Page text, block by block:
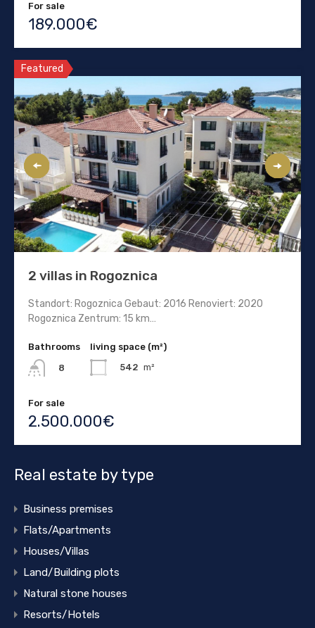
For sale
189.000€
Featured
2 villas in Rogoznica
Standort: Rogoznica Gebaut: 2016 Renoviert: 2020
Rogoznica Zentrum: 15 km…
Bathrooms
8
living space (m²)
542 m²
For sale
2.500.000€
Real estate by type
Business premises
Flats/Apartments
Houses/Villas
Land/Building plots
Natural stone houses
Resorts/Hotels